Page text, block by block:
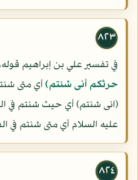
٨٢٣
في تفسير علي بن إبراهيم قوله،
حرثكم أنى شئتم) أي متى
(انى شئتم) أي حيث شئتم في
عليه السلام أي متى شئتم في
٨٢٤